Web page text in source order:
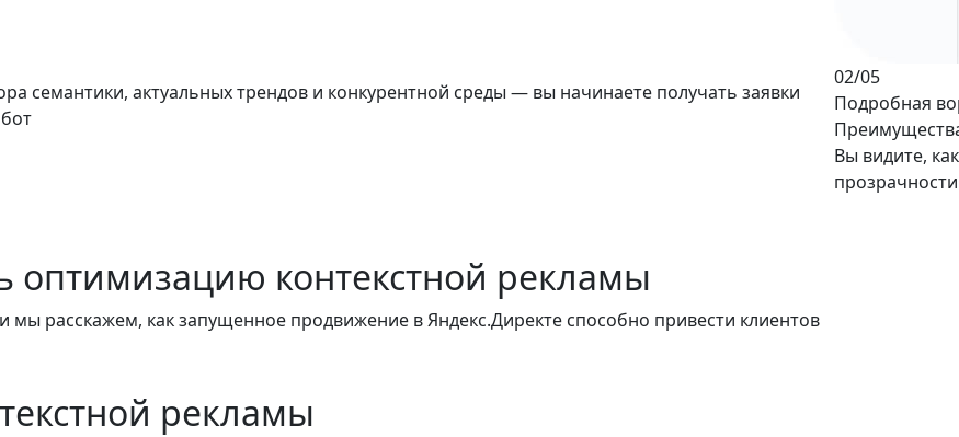
семантики, актуальных трендов и конкурентной среды — вы начинаете получать заявки
02/05
Подробная
Вы видите,
оптимизацию контекстной рекламы
мы расскажем, как запущенное продвижение в Яндекс.Директе способно привести клиентов
рекламы